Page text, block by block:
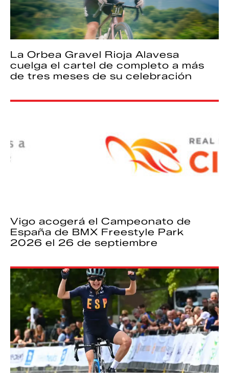
La Orbea Gravel Rioja Alavesa
cuelga el cartel de completo a más
de tres meses de su celebración
Vigo acogerá el Campeonato de
España de BMX Freestyle Park
2026 el 26 de septiembre